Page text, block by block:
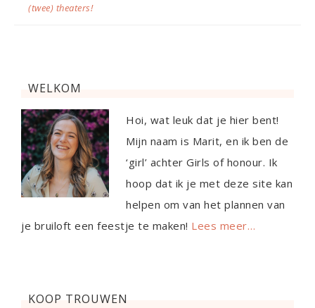
(twee) theaters!
WELKOM
Hoi, wat leuk dat je hier bent!
Mijn naam is Marit, en ik ben de
‘girl’ achter Girls of honour. Ik
hoop dat ik je met deze site kan
helpen om van het plannen van
je bruiloft een feestje te maken! Lees meer…
KOOP TROUWEN